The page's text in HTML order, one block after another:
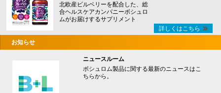
北欧産ビルベリーを配合した、総
合ヘルスケアカンパニーボシュロ
ムがお届けするサプリメント
詳しくはこちら
お知らせ
ニュースルーム
ボシュロム製品に関する最新のニュースはこ
ちらから。